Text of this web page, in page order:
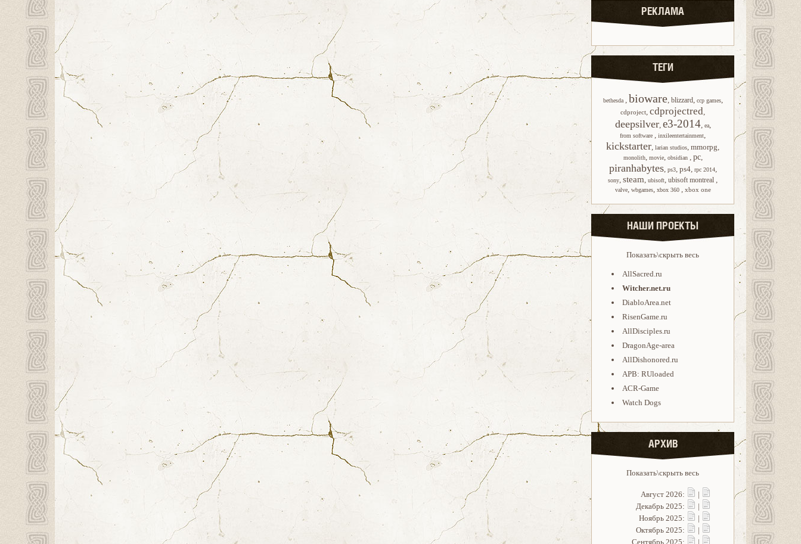
РЕКЛАМА
ТЕГИ
bethesda , bioware, blizzard, ccp games,
cdproject, cdprojectred,
deepsilver, e3-2014, ea,
from software , inxileentertainment,
kickstarter, larian studios, mmorpg,
monolith, movie, obsidian , pc,
piranhabytes, ps3, ps4, rpc 2014,
sony, steam, ubisoft, ubisoft montreal ,
valve, wbgames, xbox 360 , xbox one
НАШИ ПРОЕКТЫ
Показать\скрыть весь
AllSacred.ru
Witcher.net.ru
DiabloArea.net
RisenGame.ru
AllDisciples.ru
DragonAge-area
AllDishonored.ru
APB: RUloaded
ACR-Game
Watch Dogs
АРХИВ
Показать\скрыть весь
Август 2026:
|
Декабрь 2025:
|
Ноябрь 2025:
|
Октябрь 2025:
|
Сентябрь 2025:
|